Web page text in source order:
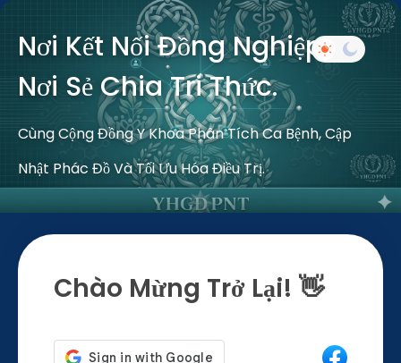
Nơi Kết Nối Đồng Nghiệp –
Nơi Sẻ Chia Tri Thức.
Cùng Cộng Đồng Y Khoa Phân Tích Ca Bệnh, Cập
Nhật Phác Đồ Và Tối Ưu Hóa Điều Trị.
Chào Mừng Trở Lại! 👋